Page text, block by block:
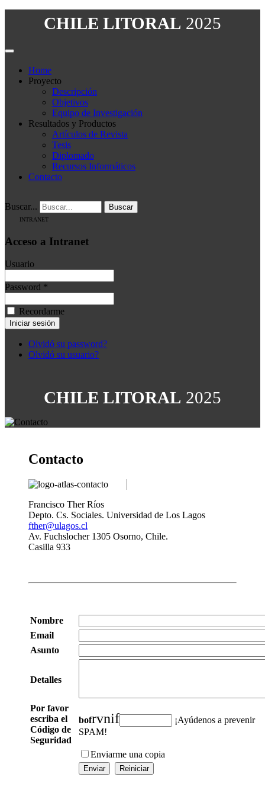
CHILE LITORAL 2025
Home
Proyecto
Descripción
Objetivos
Equipo de Investigación
Resultados y Productos
Artículos de Revista
Tesis
Diplomado
Recursos Informáticos
Contacto
Buscar... Buscar
INTRANET
Acceso a Intranet
Usuario
Password *
Recordarme
Olvidó su password?
Olvidó su usuario?
CHILE LITORAL 2025
Contacto
Francisco Ther Ríos
Depto. Cs. Sociales. Universidad de Los Lagos
fther@ulagos.cl
Av. Fuchslocher 1305 Osorno, Chile.
Casilla 933
Nombre
Email
Asunto
Detalles
Por favor
escriba el
Código de
Seguridad
bofrvnif
¡Ayúdenos a prevenir
SPAM!
Enviarme una copia